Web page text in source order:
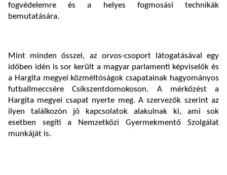
fogvédelemre és a helyes fogmosási technikák
bemutatására.
Mint minden ősszel, az orvos-csoport látogatásával egy
időben idén is sor került a magyar parlamenti képviselők és
a Hargita megyei közméltóságok csapatainak hagyományos
futballmeccsére Csíkszentdomokoson. A mérkőzést a
Hargita megyei csapat nyerte meg. A szervezők szerint az
ilyen találkozón jó kapcsolatok alakulnak ki, ami sok
esetben segíti a Nemzetközi Gyermekmentő Szolgálat
munkáját is.